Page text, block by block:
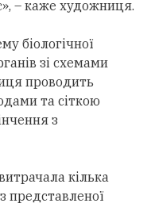
– каже художниця.
біологічної
зі схемами
проводить
та сіткою
з
кілька
представленої